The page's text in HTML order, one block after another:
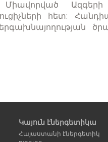
Ազգերի
հետ:
Կայուն էներգետիկա
Հայաստանի էներգետիկ